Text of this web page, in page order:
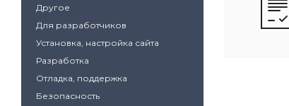
Другое
Для разработчиков
Установка, настройка сайта
Разработка
Отладка, поддержка
Безопасность